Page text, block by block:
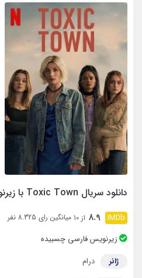
دانلود سریال Toxic Town با زیرنویس چسبیده
8.9 از 10 میانگین رای 8.325 نفر
زیرنویس فارسی چسبیده
ژانر
درام